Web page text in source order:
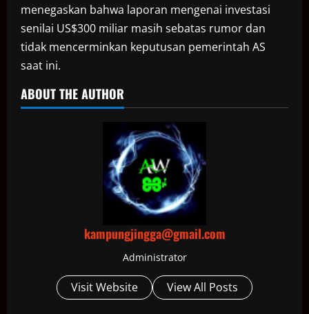
menegaskan bahwa laporan mengenai investasi
senilai US$300 miliar masih sebatas rumor dan
tidak mencerminkan keputusan pemerintah AS
saat ini.
ABOUT THE AUTHOR
kampungjingga@gmail.com
Administrator
Visit Website View All Posts